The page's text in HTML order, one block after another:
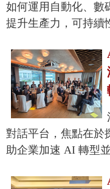
如何運用自動化、數
提升生產力，可持續
對話平台，焦點在於
助企業加速 AI 轉型